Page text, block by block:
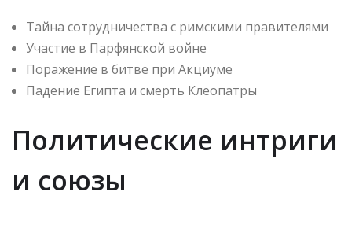
Тайна сотрудничества с римскими правителями
Участие в Парфянской войне
Поражение в битве при Акциуме
Падение Египта и смерть Клеопатры
Политические интриги
и союзы